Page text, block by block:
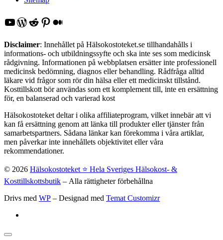
YouTube
WordPress
Reddit
Pinterest
Medium
Disclaimer: Innehållet på Hälsokostoteket.se tillhandahålls i
informations- och utbildningssyfte och ska inte ses som medicinsk
rådgivning. Informationen på webbplatsen ersätter inte professionell
medicinsk bedömning, diagnos eller behandling. Rådfråga alltid
läkare vid frågor som rör din hälsa eller ett medicinskt tillstånd.
Kosttillskott bör användas som ett komplement till, inte en ersättning
för, en balanserad och varierad kost
Hälsokostoteket deltar i olika affiliateprogram, vilket innebär att vi
kan få ersättning genom att länka till produkter eller tjänster från
samarbetspartners. Sådana länkar kan förekomma i våra artiklar,
men påverkar inte innehållets objektivitet eller våra
rekommendationer.
© 2026 Hälsokostoteket ⭐️ Hela Sveriges Hälsokost- &
Kosttillskottsbutik – Alla rättigheter förbehållna
Drivs med WP – Designad med Temat Customizr